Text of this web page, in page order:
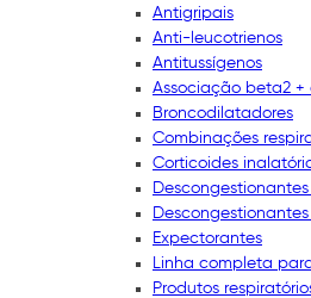
Antigripais
Anti-leucotrienos
Antitussígenos
Associação beta2 +
Broncodilatadores
Combinações
Corticoides
Expectorantes
Linha completa
Produtos